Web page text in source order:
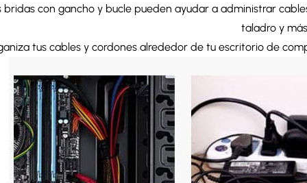
bridas con gancho y bucle pueden ayudar a administrar
taladro y
tus cables y cordones alrededor de tu escritorio de